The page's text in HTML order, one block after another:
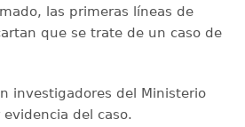
las primeras líneas de
que se trate de un caso de
investigadores del Ministerio
del caso.